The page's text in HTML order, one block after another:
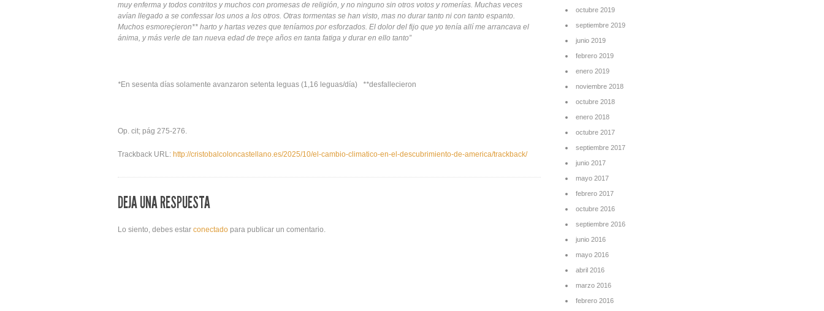
muy enferma y todos contritos y muchos con promesas de religión, y no ninguno sin otros votos y romerías. Muchas veces
avían llegado a se confessar los unos a los otros. Otras tormentas se han visto, mas no durar tanto ni con tanto espanto.
Muchos esmoreçieron** harto y hartas vezes que teníamos por esforzados. El dolor del fijo que yo tenía allí me arrancava el
ánima, y más verle de tan nueva edad de treçe años en tanta fatiga y durar en ello tanto”
*En sesenta días solamente avanzaron setenta leguas (1,16 leguas/día) **desfallecieron
Op. cit; pág 275-276.
Trackback URL: http://cristobalcoloncastellano.es/2025/10/el-cambio-climatico-en-el-descubrimiento-de-america/trackback/
DEJA UNA RESPUESTA
Lo siento, debes estar conectado para publicar un comentario.
octubre 2019
septiembre 2019
junio 2019
febrero 2019
enero 2019
noviembre 2018
octubre 2018
enero 2018
octubre 2017
septiembre 2017
junio 2017
mayo 2017
febrero 2017
octubre 2016
septiembre 2016
junio 2016
mayo 2016
abril 2016
marzo 2016
febrero 2016